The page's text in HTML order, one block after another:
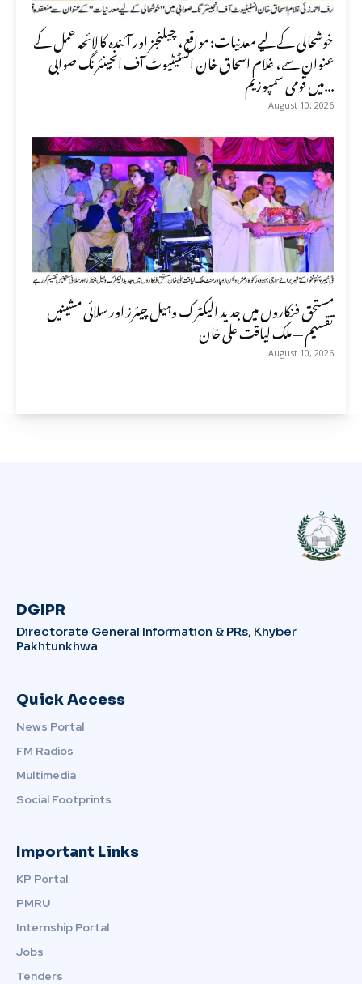
خوشحالی کے لیے معدنیات: مواقع، چیلنجز اور آئندہ کا لائحہ عمل کے
عنوان سے، غلام اسحاق خان انسٹیٹیوٹ آف انجینئرنگ صوابی
میں قومی سمپوزیم...
August 10, 2026
مستحق فنکاروں میں جدید الیکٹرک وہیل چیئرز اور سلائی مشینیں
تقسیم — ملک لیاقت علی خان
August 10, 2026
DGIPR
Directorate General Information & PRs, Khyber
Pakhtunkhwa
Quick Access
News Portal
FM Radios
Multimedia
Social Footprints
Important Links
KP Portal
PMRU
Internship Portal
Jobs
Tenders